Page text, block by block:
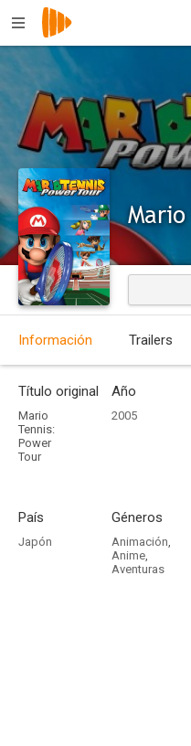
Información Trailers
Título original
Mario
Tennis:
Power
Tour
Año
2005
País
Japón
Géneros
Animación,
Anime,
Aventuras